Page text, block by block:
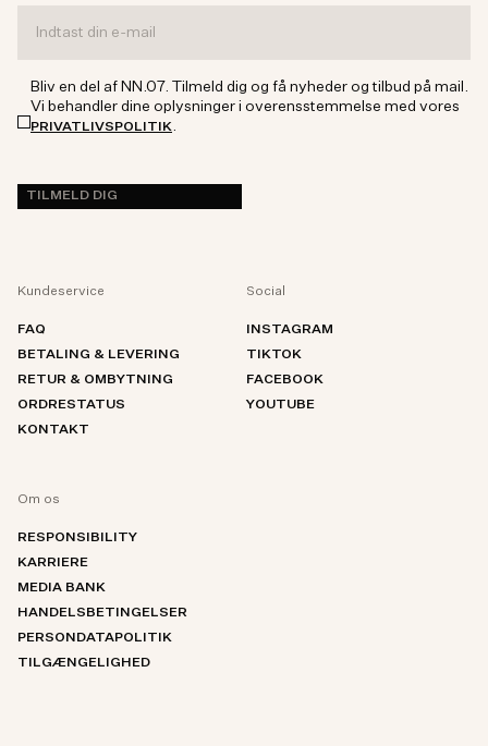
Bliv en del af NN.07. Tilmeld dig og få nyheder og tilbud på mail.
Vi behandler dine oplysninger i overensstemmelse med vores
PRIVATLIVSPOLITIK.
TILMELD DIG
Kundeservice
FAQ
BETALING & LEVERING
RETUR & OMBYTNING
ORDRESTATUS
KONTAKT
Social
INSTAGRAM
TIKTOK
FACEBOOK
YOUTUBE
Om os
RESPONSIBILITY
KARRIERE
MEDIA BANK
HANDELSBETINGELSER
PERSONDATAPOLITIK
TILGÆNGELIGHED